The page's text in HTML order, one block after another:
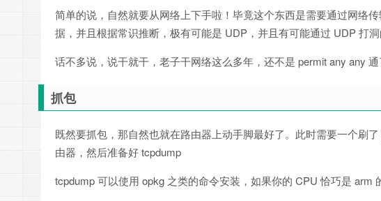
简单的说，自然就要从网络上下手啦！毕竟这个东西是需要通过网络
据，并且根据常识推断，极有可能是 UDP，并且有可能通过 UDP 打洞
话不多说，说干就干，老子干网络这么多年，还不是 permit any any 通
抓包
既然要抓包，那自然也就在路由器上动手脚最好了。此时需要一个刷
由器，然后准备好 tcpdump
tcpdump 可以使用 opkg 之类的命令安装，如果你的 CPU 恰巧是 arm